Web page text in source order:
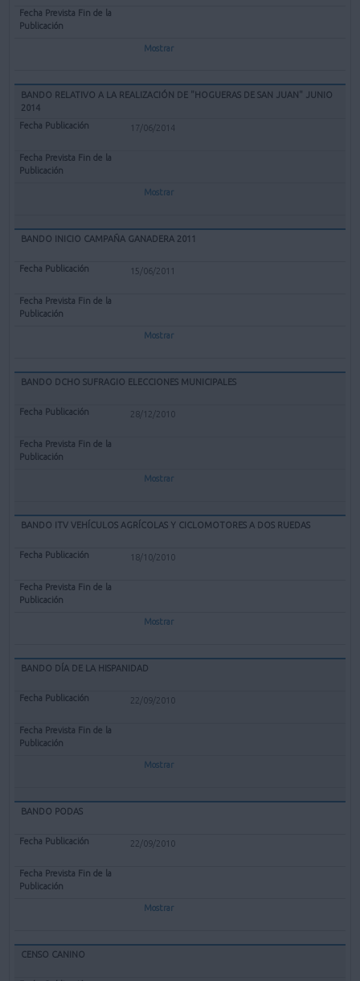
Mostrar
BANDO RELATIVO A LA REALIZACIÓN DE "HOGUERAS DE SAN JUAN" JUNIO
2014
17/06/2014
Mostrar
BANDO INICIO CAMPAÑA GANADERA 2011
15/06/2011
Mostrar
BANDO DCHO SUFRAGIO ELECCIONES MUNICIPALES
28/12/2010
Mostrar
BANDO ITV VEHÍCULOS AGRÍCOLAS Y CICLOMOTORES A DOS RUEDAS
18/10/2010
Mostrar
BANDO DÍA DE LA HISPANIDAD
22/09/2010
Mostrar
BANDO PODAS
22/09/2010
Mostrar
CENSO CANINO